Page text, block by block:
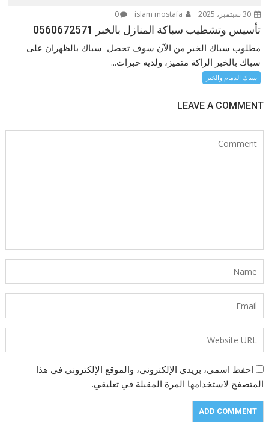
30 سبتمبر، 2025 0
تأسيس وتشطيب سباكة المنازل بالخبر 0560672571
مطلوب سباك الخبر من الآن سوف تحصل سباك بالظهران على
سباك بالخبر الراكة متميز، ولديه خبرات...
سباك الدمام والخبر
LEAVE A COMMENT
احفظ اسمي، بريدي الإلكتروني، والموقع الإلكتروني في هذا
المتصفح لاستخدامها المرة المقبلة في تعليقي.